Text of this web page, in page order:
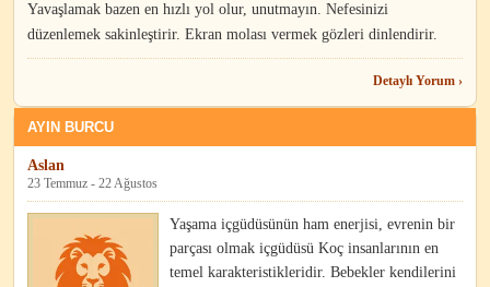
Yavaşlamak bazen en hızlı yol olur, unutmayın. Nefesinizi
düzenlemek sakinleştirir. Ekran molası vermek gözleri dinlendirir.
Detaylı Yorum ›
AYIN BURCU
Aslan
23 Temmuz - 22 Ağustos
Yaşama içgüdüsünün ham enerjisi, evrenin bir
parçası olmak içgüdüsü Koç insanlarının en
temel karakteristikleridir. Bebekler kendilerini